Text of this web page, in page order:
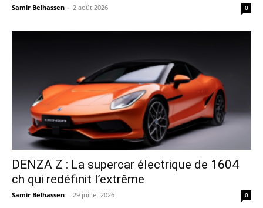
Samir Belhassen - 2 août 2026 0
DENZA Z : La supercar électrique de 1604
ch qui redéfinit l’extrême
Samir Belhassen - 29 juillet 2026 0